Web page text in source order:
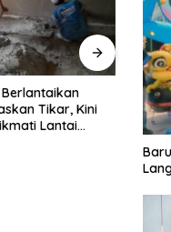
Polsek Lima
Salomo Sagala
kepada 50